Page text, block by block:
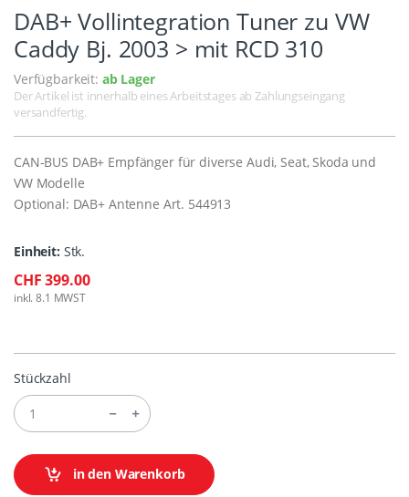
DAB+ Vollintegration Tuner zu VW
Caddy Bj. 2003 > mit RCD 310
Verfügbarkeit: ab Lager
Der Artikel ist innerhalb eines Arbeitstages ab Zahlungseingang
versandfertig.
CAN-BUS DAB+ Empfänger für diverse Audi, Seat, Skoda und
VW Modelle
Optional: DAB+ Antenne Art. 544913
Einheit: Stk.
CHF 399.00
inkl. 8.1 MWST
Stückzahl
in den Warenkorb